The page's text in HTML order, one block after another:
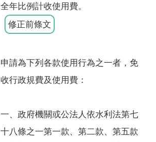
全年比例計收使用費。
修正前條文
申請為下列各款使用行為之一者，免
收行政規費及使用費：
一、政府機關或公法人依水利法第七
十八條之一第一款、第二款、第五款